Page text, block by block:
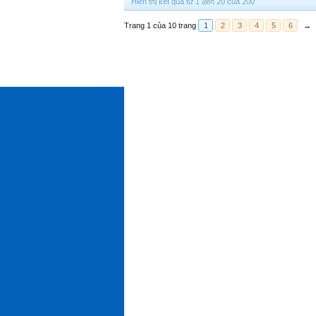
Trang 1 của 10 trang 1 2 3 4 5 6 →